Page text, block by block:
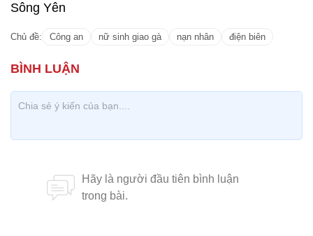
Sông Yên
Chủ đề: Công an nữ sinh giao gà nạn nhân điện biên